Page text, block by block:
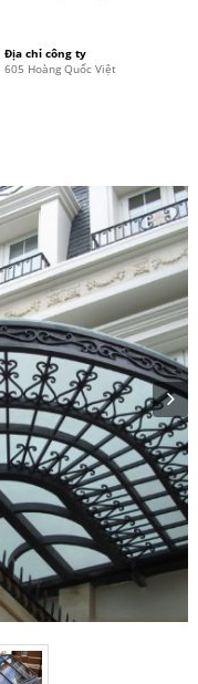
Địa chỉ công ty
605 Hoàng Quốc Việt